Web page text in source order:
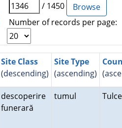
/ 1450
Number of records per page:
Site Class
(descending)
Site Type
(ascending)
descoperire
funerară
tumul